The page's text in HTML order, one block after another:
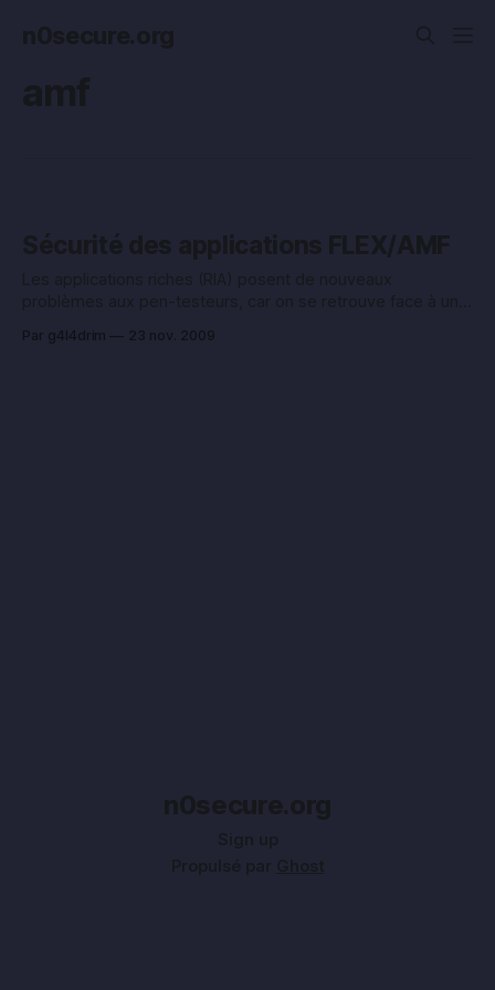
n0secure.org
amf
Sécurité des applications FLEX/AMF
Les applications riches (RIA) posent de nouveaux
problèmes aux pen-testeurs, car on se retrouve face à un
que peut l’être le Javascript (modulo l’obfuscation 😉 ). Le
Par g4l4drim 23 nov. 2009
n0secure.org
Sign up
Propulsé par Ghost